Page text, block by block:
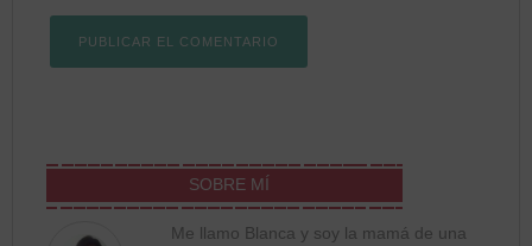
SOBRE MÍ
Me llamo Blanca y soy la mamá de una